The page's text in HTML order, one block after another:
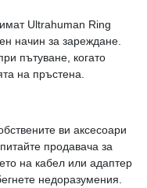
Ultrahuman Ring
начин за зареждане.
пътуване, когато
на пръстена.
ви аксесоари
продавача за
на кабел или адаптер
недоразумения.